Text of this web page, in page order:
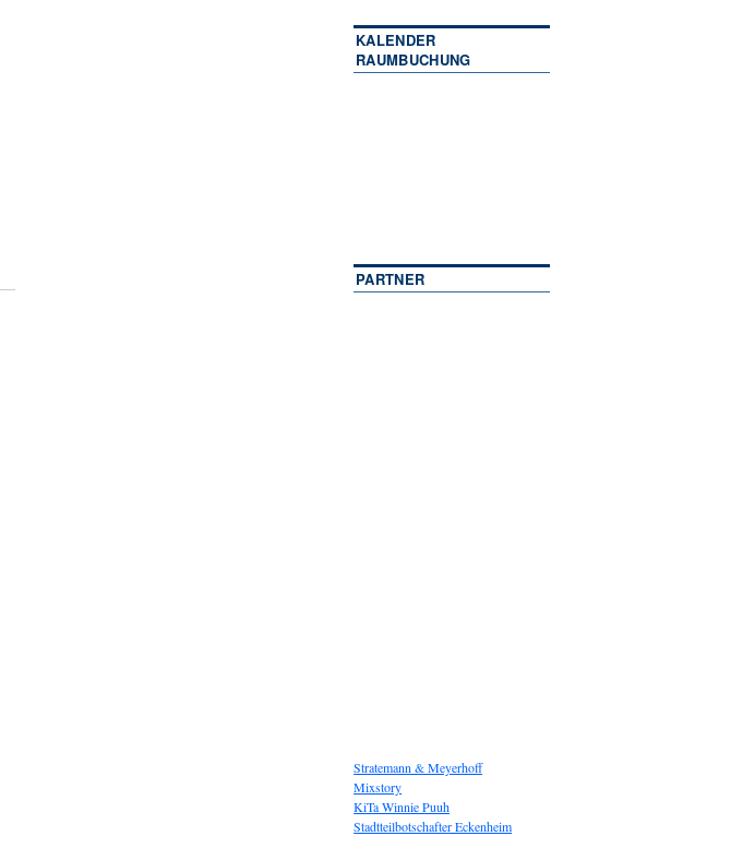
KALENDER
RAUMBUCHUNG
PARTNER
Stratemann & Meyerhoff
Mixstory
KiTa Winnie Puuh
Stadtteilbotschafter Eckenheim